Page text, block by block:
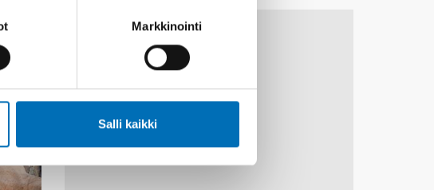
Markkinointi
Salli kaikki
11 MARRAS 2026